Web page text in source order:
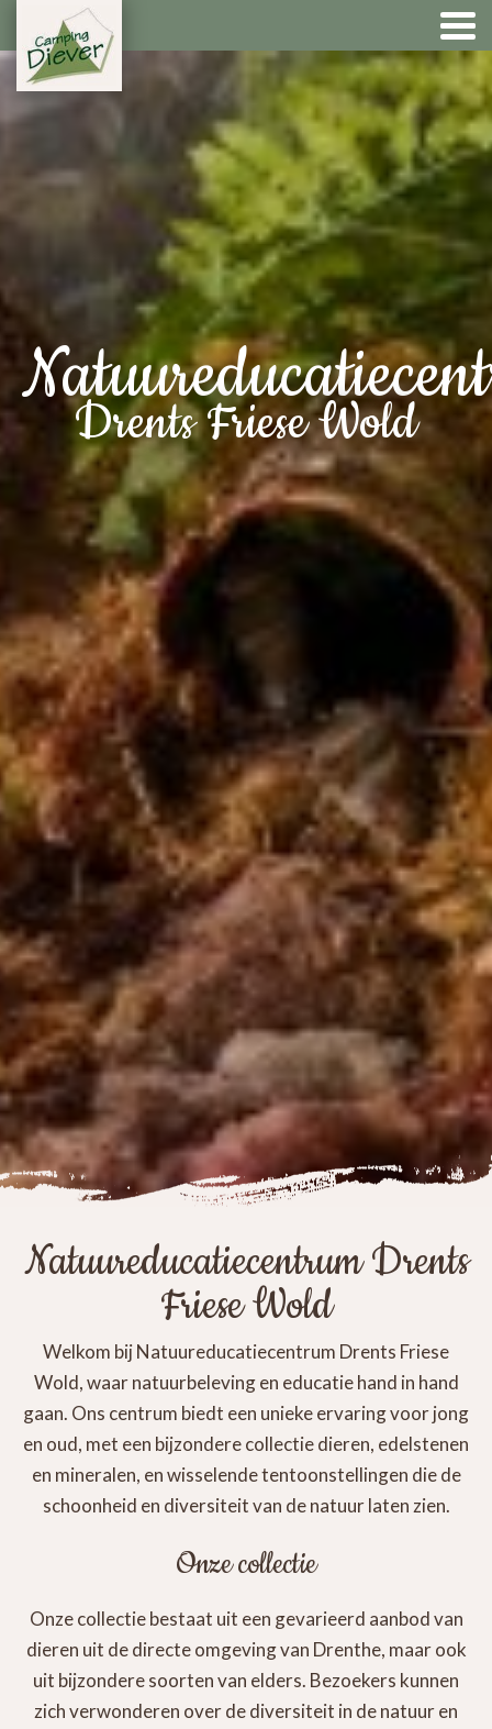
Drents Friese Wold
Natuureducatiecentrum Drents
Friese Wold
Welkom bij Natuureducatiecentrum Drents Friese
Wold, waar natuurbeleving en educatie hand in hand
gaan. Ons centrum biedt een unieke ervaring voor jong
en oud, met een bijzondere collectie dieren, edelstenen
en mineralen, en wisselende tentoonstellingen die de
schoonheid en diversiteit van de natuur laten zien.
Onze collectie
Onze collectie bestaat uit een gevarieerd aanbod van
dieren uit de directe omgeving van Drenthe, maar ook
uit bijzondere soorten van elders. Bezoekers kunnen
zich verwonderen over de diversiteit in de natuur en